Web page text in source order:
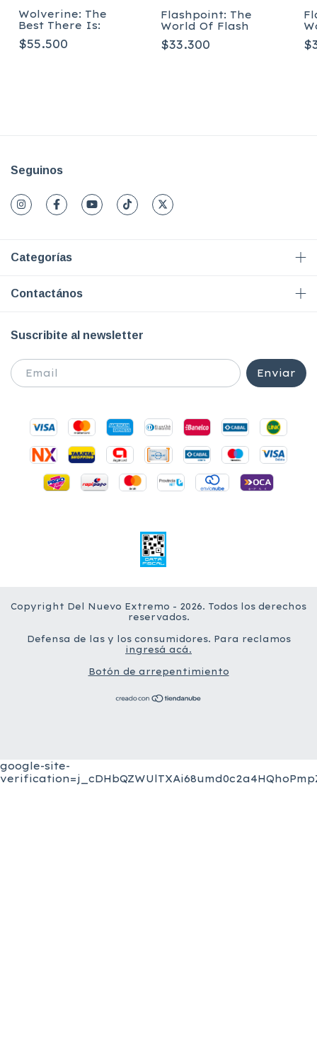
Wolverine: The
Best There Is:
$55.500
Flashpoint: The
World Of Flash
$33.300
Seguinos
Categorías
Contactános
Suscribite al newsletter
Copyright Del Nuevo Extremo - 2026. Todos los derechos
reservados.
Defensa de las y los consumidores. Para reclamos
ingresá acá.
Botón de arrepentimiento
google-site-